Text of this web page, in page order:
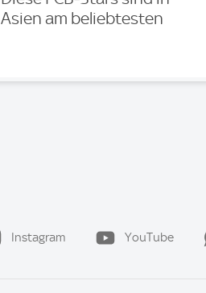
Asien am beliebtesten
Instagram YouTube